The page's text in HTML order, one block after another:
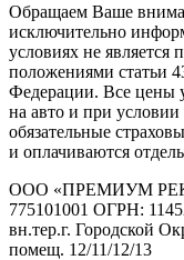
Обращаем Ваше
исключительно
условиях не является
положениями статьи
Федерации. Все цены
на авто и при
обязательные
и оплачиваются
ООО «ПРЕМИУМ
775101001 ОГРН:
вн.тер.г. Городской
помещ. 12/11/12/13